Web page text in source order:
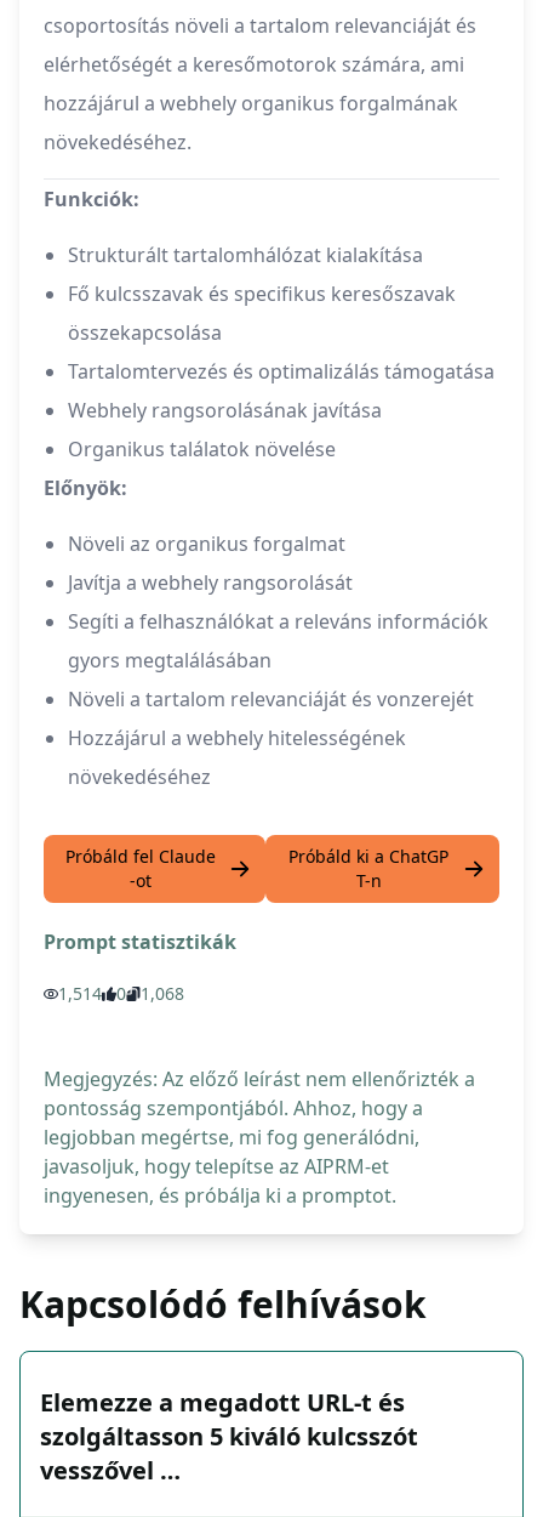
csoportosítás növeli a tartalom relevanciáját és
elérhetőségét a keresőmotorok számára, ami
hozzájárul a webhely organikus forgalmának
növekedéséhez.
Funkciók:
Strukturált tartalomhálózat kialakítása
Fő kulcsszavak és specifikus keresőszavak
összekapcsolása
Tartalomtervezés és optimalizálás támogatása
Webhely rangsorolásának javítása
Organikus találatok növelése
Előnyök:
Növeli az organikus forgalmat
Javítja a webhely rangsorolását
Segíti a felhasználókat a releváns információk
gyors megtalálásában
Növeli a tartalom relevanciáját és vonzerejét
Hozzájárul a webhely hitelességének
növekedéséhez
Próbáld fel Claude
-ot
Próbáld ki a ChatGP
T-n
Prompt statisztikák
1,514 0 1,068
Megjegyzés: Az előző leírást nem ellenőrizték a
pontosság szempontjából. Ahhoz, hogy a
legjobban megértse, mi fog generálódni,
javasoljuk, hogy telepítse az AIPRM-et
ingyenesen, és próbálja ki a promptot.
Kapcsolódó felhívások
Elemezze a megadott URL-t és
szolgáltasson 5 kiváló kulcsszót
vesszővel …